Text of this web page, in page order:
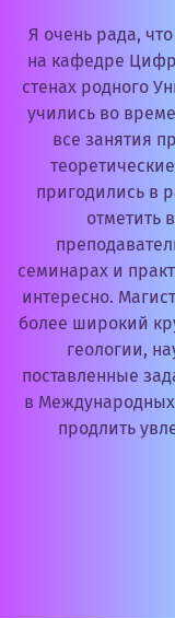
Я очень рада,
на кафедре
стенах родного
учились во
все занятия
пригодились в
отметить
семинарах и
интересно.
более широкий
геологии,
поставленные
в
продлить